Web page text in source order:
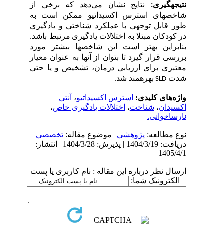
نتیجه­گیری:نتایج نشان می‌دهد که برخی از
شاخص­های استرس اکسیداتیو ممکن است به
طور قابل توجهی با عملکرد شناختی و یادگیری
در کودکان مبتلا به اختلالات یادگیری مرتبط باشد.
بنابراین بهتر است این شاخص­ها بیشتر مورد
بررسی قرار گیرد تا بتوان از آنها به عنوان معیار
معتبری برای ارزیابی درمان، تشخیص و یا حتی
شدتSLD بهره­مند شد.
واژه‌های کلیدی:استرس اکسیداتیو،آنتی
اکسیدان ،شناخت،اختلالات یادگیری خاص،
نارساخوانی.
نوع مطالعه:پژوهشي| موضوع مقاله:تخصصي
دریافت: 1404/3/19 | پذیرش: 1404/3/28 | انتشار:
1405/4/1
ارسال نظر درباره این مقاله : نام کاربری یا پست
الکترونیک شما: